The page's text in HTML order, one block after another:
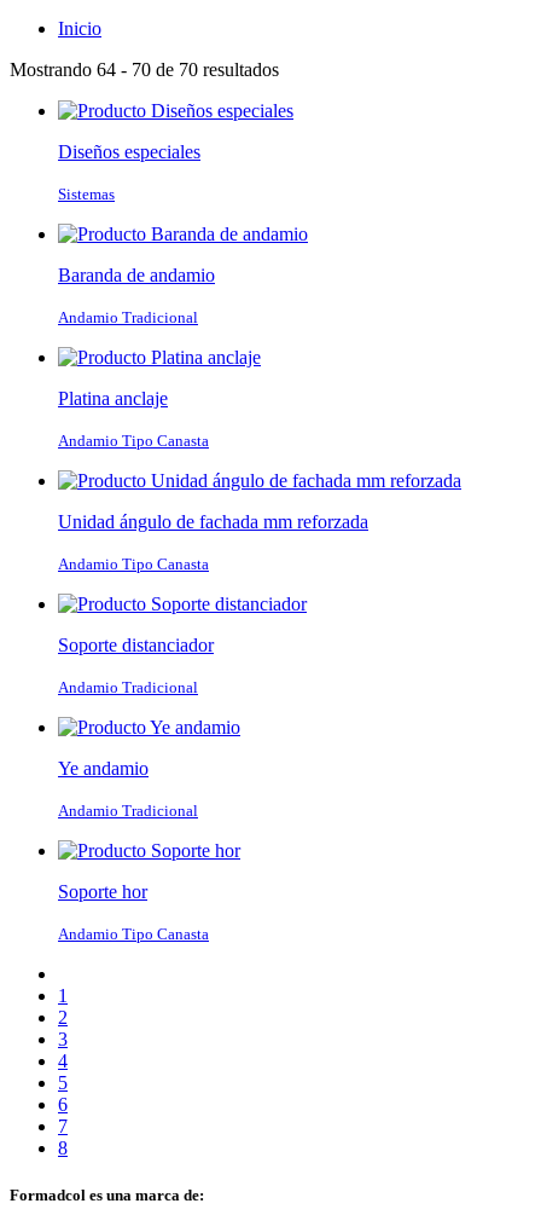
Inicio
Mostrando 64 - 70 de 70 resultados
Diseños especiales
Sistemas
Baranda de andamio
Andamio Tradicional
Platina anclaje
Andamio Tipo Canasta
Unidad ángulo de fachada mm reforzada
Andamio Tipo Canasta
Soporte distanciador
Andamio Tradicional
Ye andamio
Andamio Tradicional
Soporte hor
Andamio Tipo Canasta
1
2
3
4
5
6
7
8
Formadcol es una marca de: